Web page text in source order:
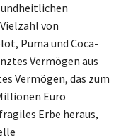
von
Puma und Coca-
Vermögen aus
Vermögen, das zum
Euro
Erbe heraus,